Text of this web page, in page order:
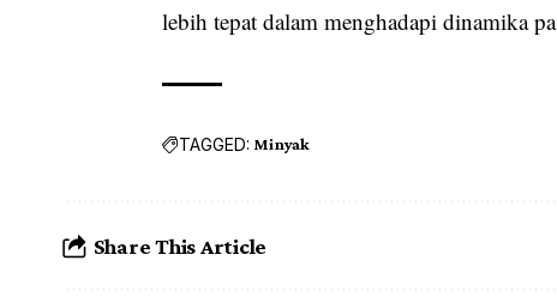
lebih tepat dalam menghadapi dinamika
TAGGED: Minyak
Share This Article